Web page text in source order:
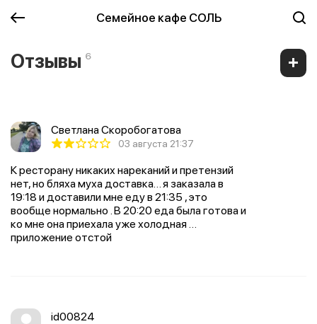
Семейное кафе СОЛЬ
Отзывы 6
Светлана Скоробогатова
03 августа 21:37
К ресторану никаких нареканий и претензий
нет, но бляха муха доставка… я заказала в
19:18 и доставили мне еду в 21:35 , это
вообще нормально . В 20:20 еда была готова и
ко мне она приехала уже холодная …
приложение отстой
id00824